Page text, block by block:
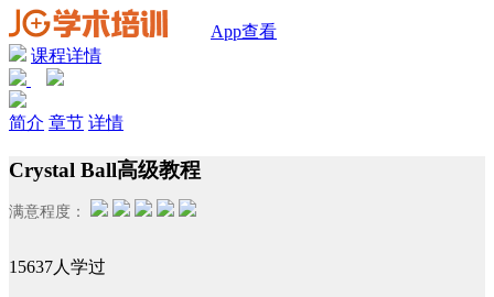
App查看
课程详情
简介 章节 详情
Crystal Ball高级教程
满意程度：
15637人学过